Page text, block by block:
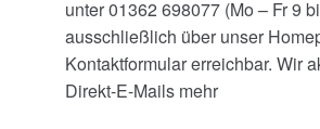
unter 01362 698077 (Mo – Fr 9
ausschließlich über unser
Kontaktformular erreichbar. Wir
Direkt-E-Mails mehr